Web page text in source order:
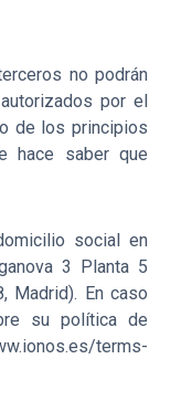
no podrán
por el
de los principios
hace saber que
social en
3 Planta 5
Madrid). En caso
su política de
terms-